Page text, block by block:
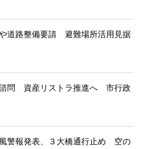
道路整備要請 避難場所活用見据
諮問 資産リストラ推進へ 市行政
警報発表、３大橋通行止め 空の